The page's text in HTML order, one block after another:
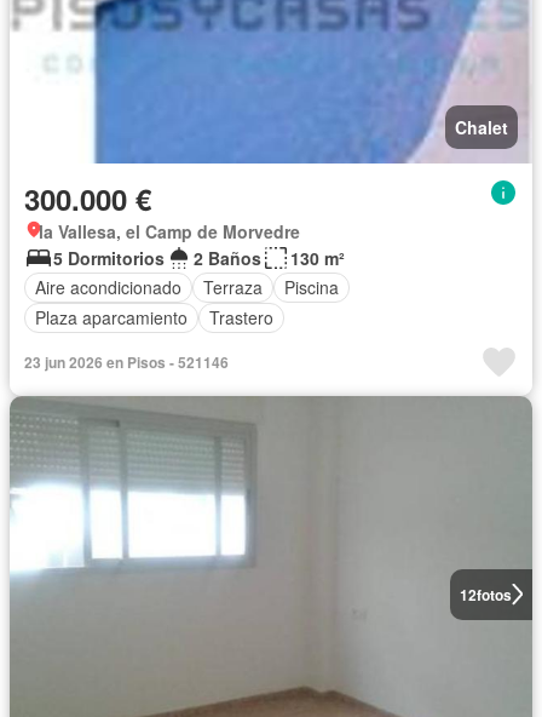
Chalet
300.000 €
la Vallesa, el Camp de Morvedre
5 Dormitorios
2 Baños
130 m²
Aire acondicionado
Terraza
Piscina
Plaza aparcamiento
Trastero
23 jun 2026 en Pisos - 521146
12fotos